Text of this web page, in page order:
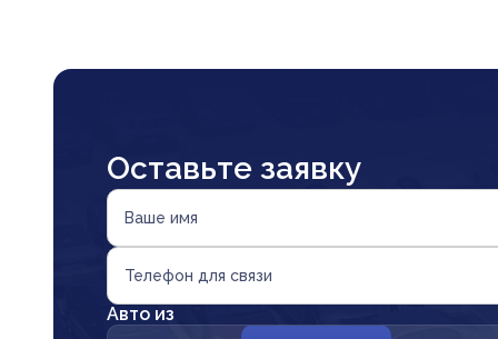
Оставьте заявку
Ваше имя
Телефон для связи
Авто из